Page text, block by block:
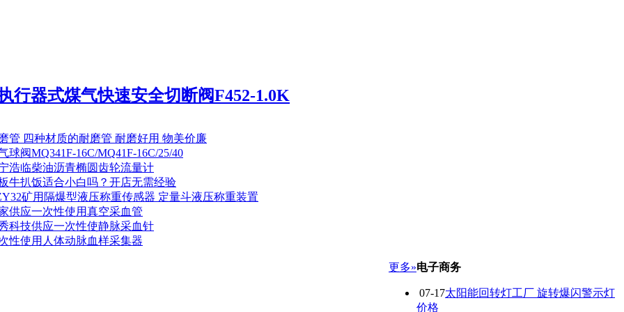
行器式煤气快速安全切断阀F452-1.0K
管 四种材质的耐磨管 耐磨好用 物美价廉
球阀MQ341F-16C/MQ41F-16C/25/40
浩临柴油沥青椭圆齿轮流量计
牛扒饭适合小白吗？开店无需经验
矿用隔爆型液压称重传感器 定量斗液压称重装置
供应一次性使用真空采血管
科技供应一次性使静脉采血针
性使用人体动脉血样采集器
更多»电子商务
07-17太阳能回转灯工厂 旋转爆闪警示灯
价格